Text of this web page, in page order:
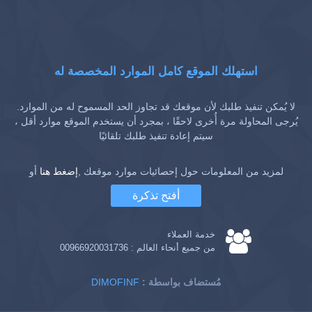
استهلك الموقع كامل الموارد المخصصة له
لا يُمكن تنفيذ طلبك لأن موقعك قد تجاوز الحد المسموح له من الموارد.
يُرجى المحاولة مرة أُخرى لاحقًا ، بمجرد أن يستخدم الموقع موارد أقل ،
سيتم إعادة تنفيذ طلبك تلقائيًا
لمزيد من المعلومات حول إحصائيات موارد موقعك ,إضغط هنا أو
أفتح تذكرة
خدمة العملاء
من جميع أنحاء العالم : 00966920031736
DIMOFINF : مُستضاف بواسطة